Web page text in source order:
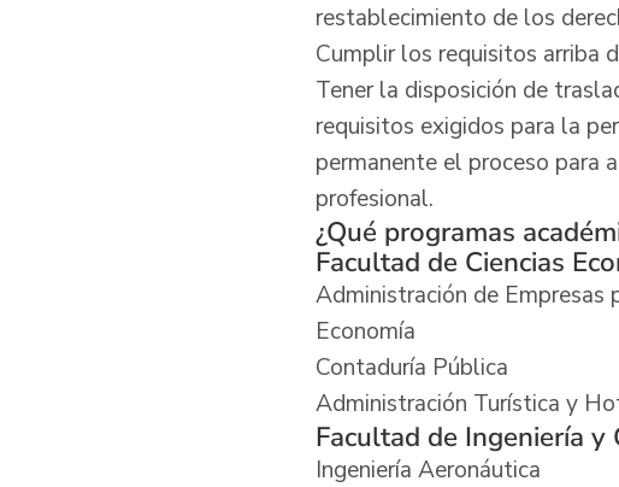
restablecimiento de los
Cumplir los requisitos arriba
Tener la disposición de
requisitos exigidos para la
permanente el proceso para
profesional.
¿Qué programas
Facultad de Ciencias
Administración de Empresas
Economía
Contaduría Pública
Administración Turística y
Facultad de Ingeniería y
Ingeniería Aeronáutica